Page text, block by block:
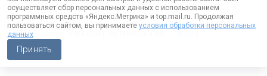
осуществляет сбор персональных данных с использованием
программных средств «Яндекс.Метрика» и top.mail.ru. Продолжая
пользоваться сайтом, вы принимаете условия обработки персональных
данных
Принять